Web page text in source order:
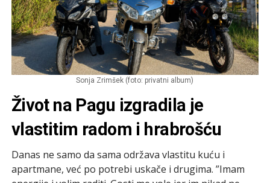
Sonja Zrimšek (foto: privatni album)
Život na Pagu izgradila je
vlastitim radom i hrabrošću
Danas ne samo da sama održava vlastitu kuću i
apartmane, već po potrebi uskače i drugima. ”Imam